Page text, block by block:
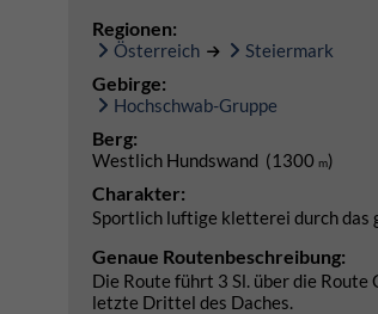
Regionen:
Österreich Steiermark
Gebirge:
Hochschwab-Gruppe
Berg:
Westlich Hundswand (1300 m)
Charakter:
Sportlich luftige kletterei durch das
Genaue Routenbeschreibung:
Die Route führt 3 Sl. über die
letzte Drittel des Daches.